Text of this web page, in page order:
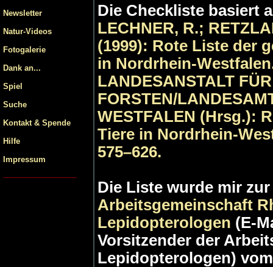
Newsletter
Natur-Videos
Fotogalerie
Dank an...
Spiel
Suche
Kontakt & Spende
Hilfe
Impressum
Die Checkliste basiert
LECHNER, R.;
(1999): Rote Liste der
in Nordrhein-
LANDESANSTALT
FORSTEN/
WESTFALEN (Hrsg.):
Tiere in Nordrhein-
575–626.
Die Liste wurde mir
Arbeitsgemeinschaft
Lepidopterologen (E-
Vorsitzender der
Lepidopterologen) vom